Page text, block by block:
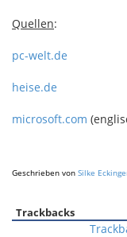
Quellen:
pc-welt.de
heise.de
microsoft.com
Geschrieben von Silke
Trackbacks